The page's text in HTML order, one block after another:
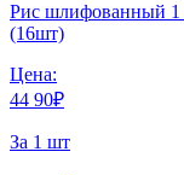
Рис шлифованный
(16шт)
Цена:
44 90₽
За 1 шт